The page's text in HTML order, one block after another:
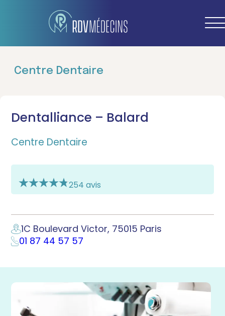
Centre Dentaire
Dentalliance – Balard
Centre Dentaire
254 avis
1C Boulevard Victor, 75015 Paris
01 87 44 57 57